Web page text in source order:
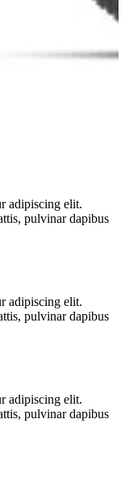
adipiscing elit.
pulvinar dapibus
adipiscing elit.
pulvinar dapibus
adipiscing elit.
pulvinar dapibus